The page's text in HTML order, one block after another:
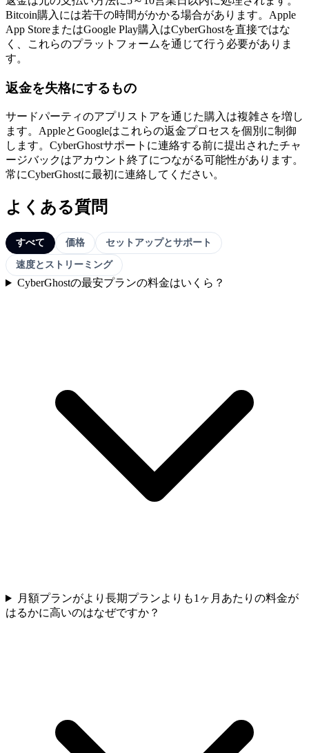
Bitcoin購入には若干の時間がかかる場合があります。Apple
App StoreまたはGoogle Play購入はCyberGhostを直接ではな
く、これらのプラットフォームを通じて行う必要がありま
す。
返金を失格にするもの
サードパーティのアプリストアを通じた購入は複雑さを増し
ます。AppleとGoogleはこれらの返金プロセスを個別に制御
します。CyberGhostサポートに連絡する前に提出されたチャ
ージバックはアカウント終了につながる可能性があります。
常にCyberGhostに最初に連絡してください。
よくある質問
すべて 価格
セットアップとサポート
速度とストリーミング
CyberGhostの最安プランの料金はいくら？
月額プランがより長期プランよりも1ヶ月あたりの料金が
はるかに高いのはなぜですか？